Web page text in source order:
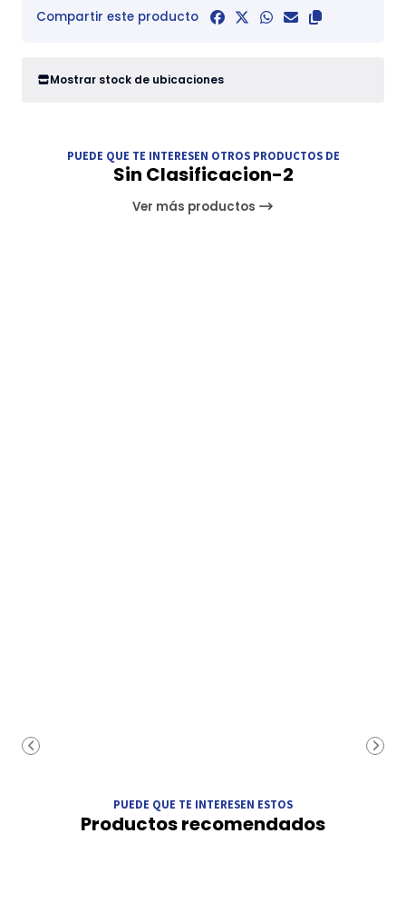
Compartir este producto
Mostrar stock de ubicaciones
PUEDE QUE TE INTERESEN OTROS PRODUCTOS DE
Sin Clasificacion-2
Ver más productos
PUEDE QUE TE INTERESEN ESTOS
Productos recomendados